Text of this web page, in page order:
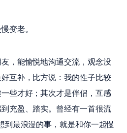
变老。
，能愉悦地沟通交流，观念没
互补，比方说：我的性子比较
些才好；其次才是伴侣，互感
充盈、踏实。曾经有一首很流
到最浪漫的事，就是和你一起慢